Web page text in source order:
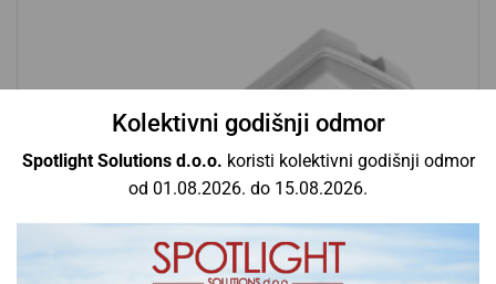
Kolektivni godišnji odmor
Spotlight Solutions d.o.o. koristi kolektivni godišnji odmor
od 01.08.2026. do 15.08.2026.